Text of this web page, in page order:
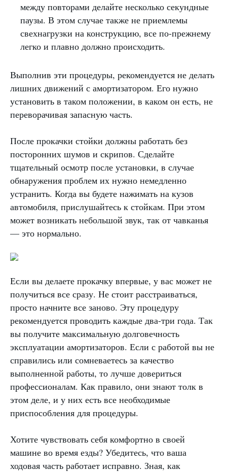
между повторами делайте несколько секундные
паузы. В этом случае также не приемлемы
свехнагрузки на конструкцию, все по-прежнему
легко и плавно должно происходить.
Выполнив эти процедуры, рекомендуется не делать
лишних движений с амортизатором. Его нужно
установить в таком положении, в каком он есть, не
переворачивая запасную часть.
После прокачки стойки должны работать без
посторонних шумов и скрипов. Сделайте
тщательный осмотр после установки, в случае
обнаружения проблем их нужно немедленно
устранить. Когда вы будете нажимать на кузов
автомобиля, прислушайтесь к стойкам. При этом
может возникать небольшой звук, так от чавканья
— это нормально.
Если вы делаете прокачку впервые, у вас может не
получиться все сразу. Не стоит расстраиваться,
просто начните все заново. Эту процедуру
рекомендуется проводить каждые два-три года. Так
вы получите максимальную долговечность
эксплуатации амортизаторов. Если с работой вы не
справились или сомневаетесь за качество
выполненной работы, то лучше довериться
профессионалам. Как правило, они знают толк в
этом деле, и у них есть все необходимые
приспособления для процедуры.
Хотите чувствовать себя комфортно в своей
машине во время езды? Убедитесь, что ваша
ходовая часть работает исправно. Зная, как